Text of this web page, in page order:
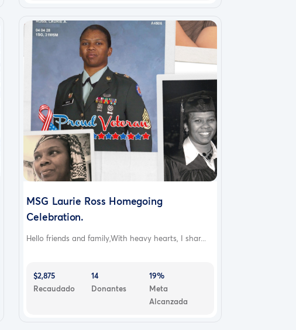
MSG Laurie Ross Homegoing
Celebration.
Hello friends and family,With heavy hearts, I shar...
$2,875
Recaudado
14
Donantes
19%
Meta
Alcanzada